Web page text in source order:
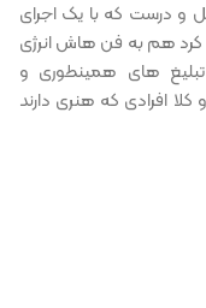
و درست که با یک اجرای
کرد هم به فن هاش انرژی
تبلیغ های همینطوری و
افرادی که هنری دارند